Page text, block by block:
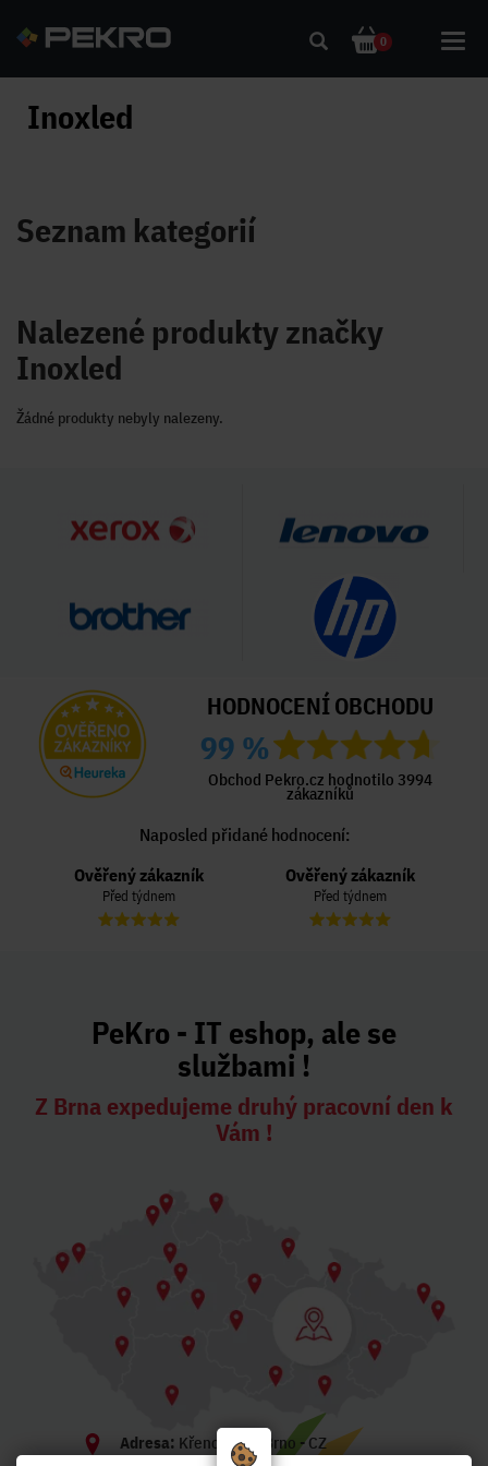
0
Inoxled
Seznam kategorií
Nalezené produkty značky
Inoxled
Žádné produkty nebyly nalezeny.
HODNOCENÍ OBCHODU
99 %
Obchod Pekro.cz hodnotilo 3994
zákazníků
Naposled přidané hodnocení:
Ověřený zákazník
Před týdnem
Ověřený zákazník
Před týdnem
PeKro - IT eshop, ale se
službami !
Z Brna expedujeme druhý pracovní den k
Vám !
Adresa: Křenová 56, Brno - CZ